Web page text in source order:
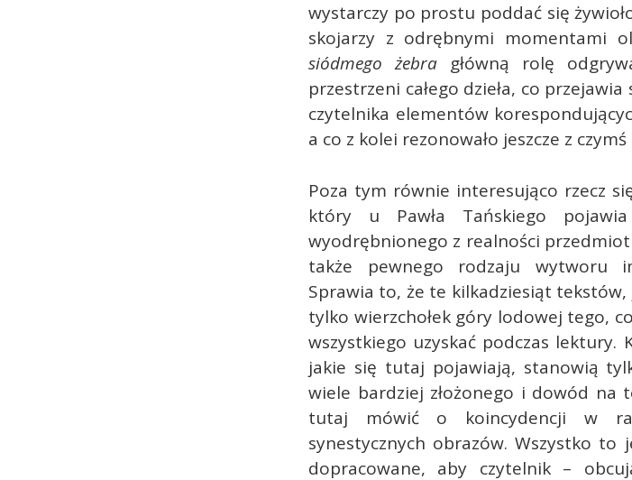
wystarczy po prostu poddać się
skojarzy z odrębnymi momentami
siódmego żebra główną rolę
przestrzeni całego dzieła, co
czytelnika elementów
a co z kolei rezonowało jeszcze z
Poza tym równie interesująco rzecz
który u Pawła Tańskiego
wyodrębnionego z realności
także pewnego rodzaju wytworu
Sprawia to, że te kilkadziesiąt
tylko wierzchołek góry lodowej tego,
wszystkiego uzyskać podczas lektury.
jakie się tutaj pojawiają, stanowią
wiele bardziej złożonego i dowód na
tutaj mówić o koincydencji w
synestycznych obrazów. Wszystko
dopracowane, aby czytelnik –